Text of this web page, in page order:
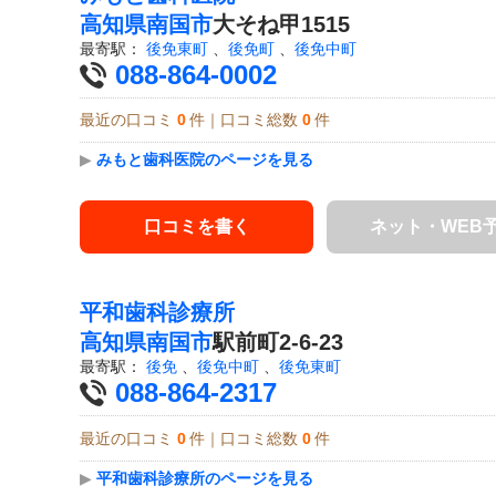
高知県南国市大そね甲1515
最寄駅： 後免東町 後免町 後免中町
088-864-0002
最近の口コミ 0 件｜口コミ総数 0 件
▶ みもと歯科医院のページを見る
口コミを書く ネット・WEB
平和歯科診療所
高知県南国市駅前町2-6-23
最寄駅： 後免 、 後免中町 、 後免東町
088-864-2317
最近の口コミ 0 件｜口コミ総数 0 件
▶ 平和歯科診療所のページを見る